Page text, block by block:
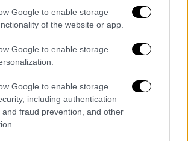
Google to enable storage
of the website or app.
Google to enable storage
Google to enable storage
including authentication
and fraud prevention, and other
κατά εκατοντάδες.
ιατρικού εξοπλισμού και
τη θεραπεία των πιο βαριά
και την άφιξη φαρμάκων και
Πρόσθεσε ότι
ασθενείς και τους
ένα «ειδικά διαμορφωμένο